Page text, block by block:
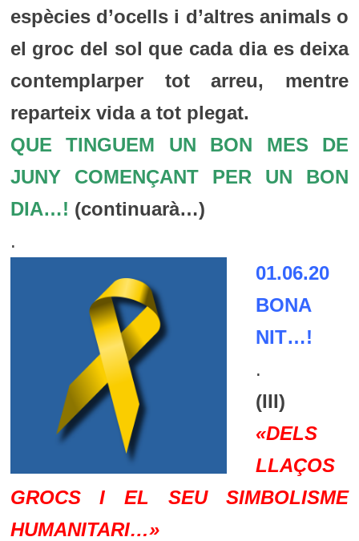
espècies d’ocells i d’altres animals o
el groc del sol que cada dia es deixa
contemplarper tot arreu, mentre
reparteix vida a tot plegat.
QUE TINGUEM UN BON MES DE
JUNY COMENÇANT PER UN BON
DIA…! (continuarà…)
.
01.06.20
BONA
NIT…!
.
(III)
«DELS
LLAÇOS
GROCS I EL SEU SIMBOLISME
HUMANITARI…»